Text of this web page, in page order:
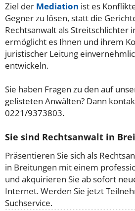
Ziel der Mediation ist es
Gegner zu lösen, statt die
Rechtsanwalt als Streitschlichter
ermöglicht es Ihnen und ihrem
juristischer Leitung
entwickeln.
Sie haben Fragen zu den auf
gelisteten Anwälten? Dann
0221/9373803.
Sie sind Rechtsanwalt in
Präsentieren Sie sich als
in Breitungen mit einem
und akquirieren Sie ab sofort
Internet. Werden Sie jetzt
Suchservice.